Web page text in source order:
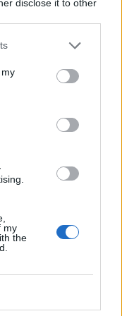
disclose it to other
my
the
Ritorno:
22/03/2026 15:00
Bosa